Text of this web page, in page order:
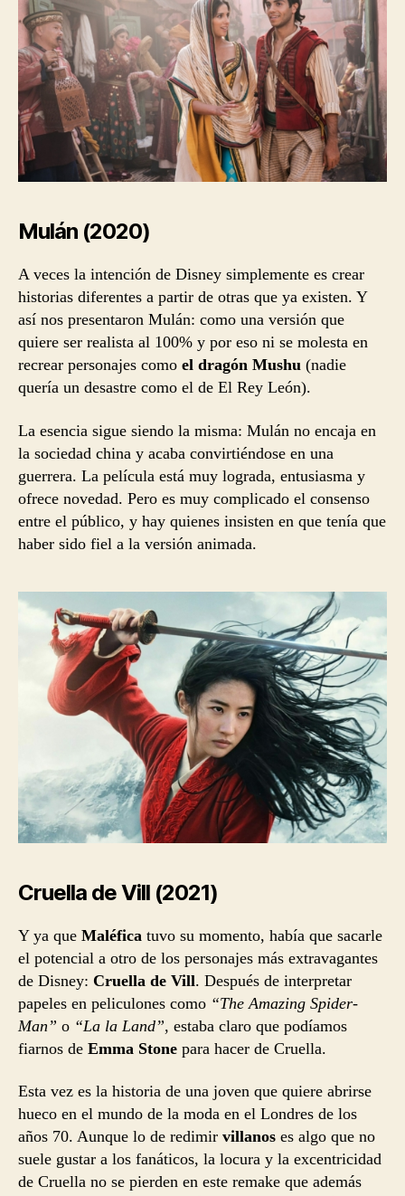
Mulán (2020)
A veces la intención de Disney simplemente es crear
historias diferentes a partir de otras que ya existen. Y
así nos presentaron Mulán: como una versión que
quiere ser realista al 100% y por eso ni se molesta en
recrear personajes como el dragón Mushu (nadie
quería un desastre como el de El Rey León).
La esencia sigue siendo la misma: Mulán no encaja en
la sociedad china y acaba convirtiéndose en una
guerrera. La película está muy lograda, entusiasma y
ofrece novedad. Pero es muy complicado el consenso
entre el público, y hay quienes insisten en que tenía que
haber sido fiel a la versión animada.
Cruella de Vill (2021)
Y ya que Maléfica tuvo su momento, había que sacarle
el potencial a otro de los personajes más extravagantes
de Disney: Cruella de Vill. Después de interpretar
papeles en peliculones como “The Amazing Spider-
Man” o “La la Land”, estaba claro que podíamos
fiarnos de Emma Stone para hacer de Cruella.
Esta vez es la historia de una joven que quiere abrirse
hueco en el mundo de la moda en el Londres de los
años 70. Aunque lo de redimir villanos es algo que no
suele gustar a los fanáticos, la locura y la excentricidad
de Cruella no se pierden en este remake que además